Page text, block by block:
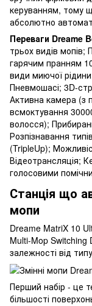
керуванням, тому
абсолютно
Переваги Dreame
трьох видів мопів;
гарячим пранням
види миючої
Пневмошасі; 3D-
Активна камера (з
всмоктування
волосся);
Розпізнавання
(TripleUp);
Відеотрансляція;
голосовими
Станція що
мопи
Dreame MatriX 10
Multi-Mop
залежності від
Перший набір - це
більшості